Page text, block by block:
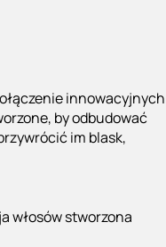
innowacyjnych
by odbudować
im blask,
włosów stworzona